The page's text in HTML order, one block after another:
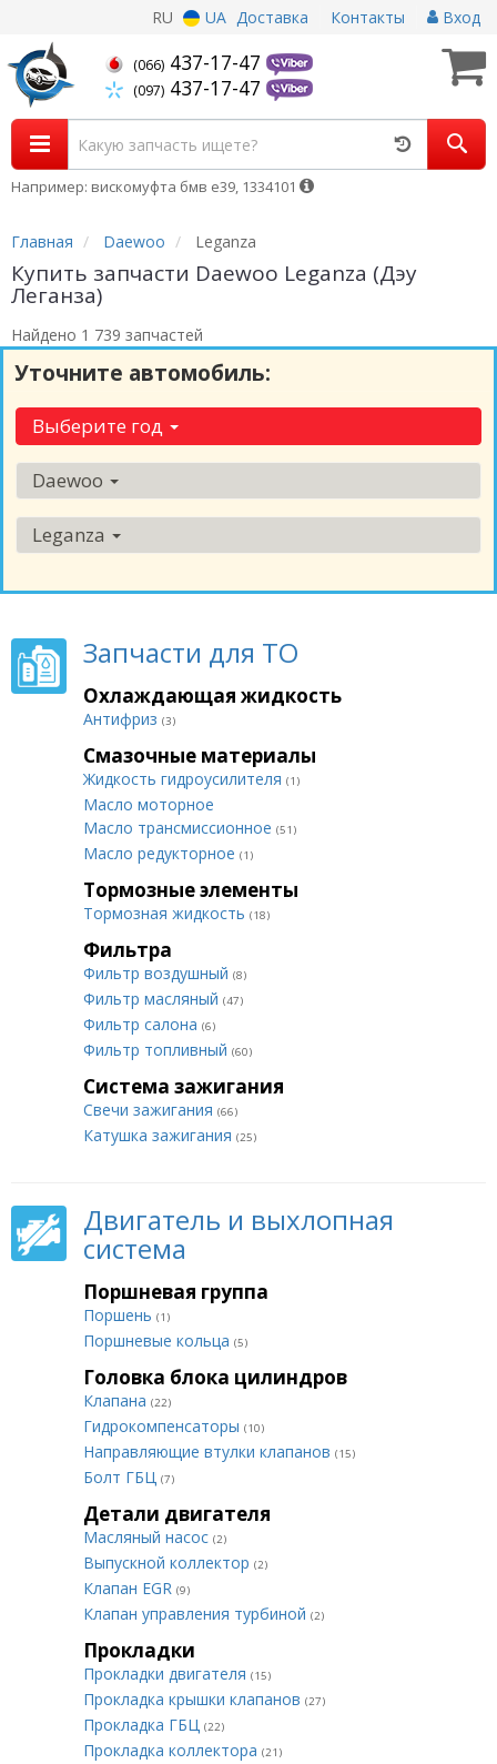
RU UA Доставка Контакты Вход
(066) 437-17-47
(097) 437-17-47
Например: вискомуфта бмв е39, 1334101
Главная Daewoo Leganza
Купить запчасти Daewoo Leganza (Дэу
Леганза)
Найдено 1 739 запчастей
Уточните автомобиль:
Выберите год
Daewoo
Leganza
Запчасти для ТО
Охлаждающая жидкость
Антифриз (3)
Смазочные материалы
Жидкость гидроусилителя (1)
Масло моторное
Масло трансмиссионное (51)
Масло редукторное (1)
Тормозные элементы
Тормозная жидкость (18)
Фильтра
Фильтр воздушный (8)
Фильтр масляный (47)
Фильтр салона (6)
Фильтр топливный (60)
Система зажигания
Свечи зажигания (66)
Катушка зажигания (25)
Двигатель и выхлопная
система
Поршневая группа
Поршень (1)
Поршневые кольца (5)
Головка блока цилиндров
Клапана (22)
Гидрокомпенсаторы (10)
Направляющие втулки клапанов (15)
Болт ГБЦ (7)
Детали двигателя
Масляный насос (2)
Выпускной коллектор (2)
Клапан EGR (9)
Клапан управления турбиной (2)
Прокладки
Прокладки двигателя (15)
Прокладка крышки клапанов (27)
Прокладка ГБЦ (22)
Прокладка коллектора (21)